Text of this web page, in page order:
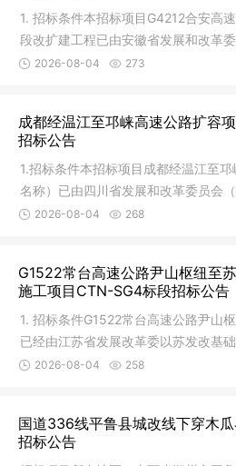
1. 招标条件本招标项目G4212合安高
段改扩建工程已由安徽省发展和改革
5〕550号
2026-08-04 273
成都经温江至邛崃高速公路扩容
招标公告
1.招标条件本招标项目成都经温江至
名称）已由四川省发展和改革委员会
关名称
2026-08-04 268
G1522常台高速公路尹山枢纽至
施工项目CTN-SG4标段招标公告
1. 招标条件G1522常台高速公路尹山
已经由江苏省发展改革委以苏发改基
(项目代码
2026-08-04 258
国道336线平鲁县城改线下穿木
招标公告